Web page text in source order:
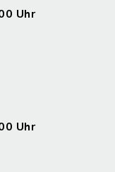
Uhr
Uhr